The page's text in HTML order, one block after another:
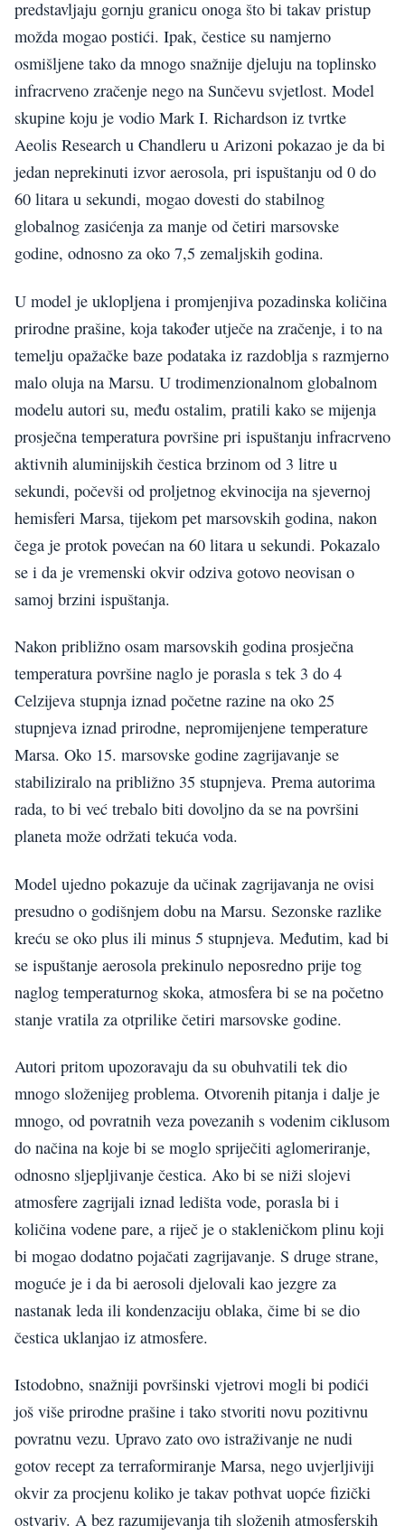
predstavljaju gornju granicu onoga što bi takav pristup
možda mogao postići. Ipak, čestice su namjerno
osmišljene tako da mnogo snažnije djeluju na toplinsko
infracrveno zračenje nego na Sunčevu svjetlost. Model
skupine koju je vodio Mark I. Richardson iz tvrtke
Aeolis Research u Chandleru u Arizoni pokazao je da bi
jedan neprekinuti izvor aerosola, pri ispuštanju od 0 do
60 litara u sekundi, mogao dovesti do stabilnog
globalnog zasićenja za manje od četiri marsovske
godine, odnosno za oko 7,5 zemaljskih godina.
U model je uklopljena i promjenjiva pozadinska količina
prirodne prašine, koja također utječe na zračenje, i to na
temelju opažačke baze podataka iz razdoblja s razmjerno
malo oluja na Marsu. U trodimenzionalnom globalnom
modelu autori su, među ostalim, pratili kako se mijenja
prosječna temperatura površine pri ispuštanju infracrveno
aktivnih aluminijskih čestica brzinom od 3 litre u
sekundi, počevši od proljetnog ekvinocija na sjevernoj
hemisferi Marsa, tijekom pet marsovskih godina, nakon
čega je protok povećan na 60 litara u sekundi. Pokazalo
se i da je vremenski okvir odziva gotovo neovisan o
samoj brzini ispuštanja.
Nakon približno osam marsovskih godina prosječna
temperatura površine naglo je porasla s tek 3 do 4
Celzijeva stupnja iznad početne razine na oko 25
stupnjeva iznad prirodne, nepromijenjene temperature
Marsa. Oko 15. marsovske godine zagrijavanje se
stabiliziralo na približno 35 stupnjeva. Prema autorima
rada, to bi već trebalo biti dovoljno da se na površini
planeta može održati tekuća voda.
Model ujedno pokazuje da učinak zagrijavanja ne ovisi
presudno o godišnjem dobu na Marsu. Sezonske razlike
kreću se oko plus ili minus 5 stupnjeva. Međutim, kad bi
se ispuštanje aerosola prekinulo neposredno prije tog
naglog temperaturnog skoka, atmosfera bi se na početno
stanje vratila za otprilike četiri marsovske godine.
Autori pritom upozoravaju da su obuhvatili tek dio
mnogo složenijeg problema. Otvorenih pitanja i dalje je
mnogo, od povratnih veza povezanih s vodenim ciklusom
do načina na koje bi se moglo spriječiti aglomeriranje,
odnosno sljepljivanje čestica. Ako bi se niži slojevi
atmosfere zagrijali iznad ledišta vode, porasla bi i
količina vodene pare, a riječ je o stakleničkom plinu koji
bi mogao dodatno pojačati zagrijavanje. S druge strane,
moguće je i da bi aerosoli djelovali kao jezgre za
nastanak leda ili kondenzaciju oblaka, čime bi se dio
čestica uklanjao iz atmosfere.
Istodobno, snažniji površinski vjetrovi mogli bi podići
još više prirodne prašine i tako stvoriti novu pozitivnu
povratnu vezu. Upravo zato ovo istraživanje ne nudi
gotov recept za terraformiranje Marsa, nego uvjerljiviji
okvir za procjenu koliko je takav pothvat uopće fizički
ostvariv. A bez razumijevanja tih složenih atmosferskih